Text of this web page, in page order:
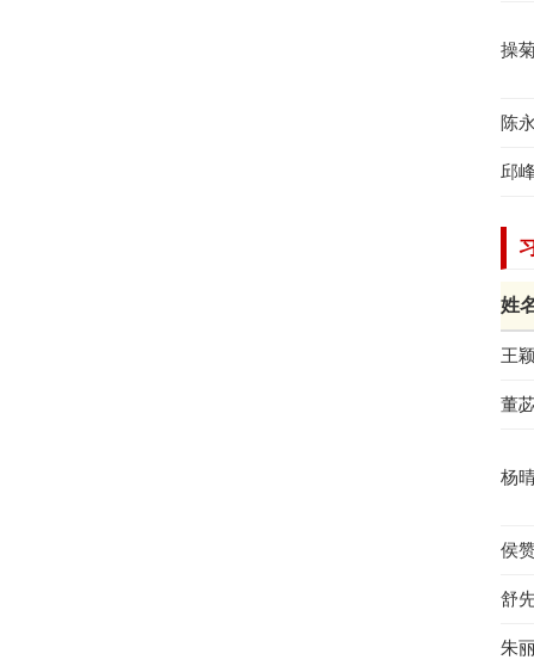
操
陈
邱
姓
王
董
杨
侯
舒
朱